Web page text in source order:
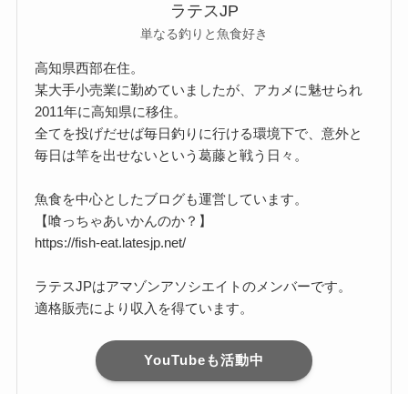
ラテスJP
単なる釣りと魚食好き
高知県西部在住。
某大手小売業に勤めていましたが、アカメに魅せられ
2011年に高知県に移住。
全てを投げだせば毎日釣りに行ける環境下で、意外と
毎日は竿を出せないという葛藤と戦う日々。
魚食を中心としたブログも運営しています。
【喰っちゃあいかんのか？】
https://fish-eat.latesjp.net/
ラテスJPはアマゾンアソシエイトのメンバーです。
適格販売により収入を得ています。
YouTubeも活動中